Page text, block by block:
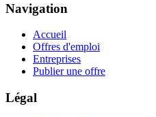
Navigation
Accueil
Offres d'emploi
Entreprises
Publier une offre
Légal